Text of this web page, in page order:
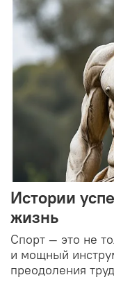
Истории
жизнь
Спорт — это не
и мощный
преодоления